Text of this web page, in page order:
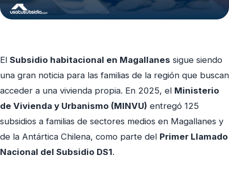
El Subsidio habitacional en Magallanes sigue siendo
una gran noticia para las familias de la región que buscan
acceder a una vivienda propia. En 2025, el Ministerio
de Vivienda y Urbanismo (MINVU) entregó 125
subsidios a familias de sectores medios en Magallanes y
de la Antártica Chilena, como parte del Primer Llamado
Nacional del Subsidio DS1.